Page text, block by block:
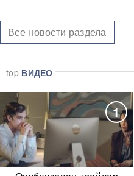
Все новости раздела
top ВИДЕО
1